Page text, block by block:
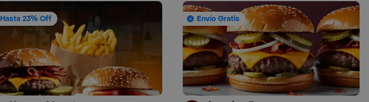
Hasta 23% Off Envío Gratis